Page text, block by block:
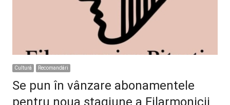
Cultură Recomandări
Se pun în vânzare abonamentele
pentru noua stagiune a Filarmonicii